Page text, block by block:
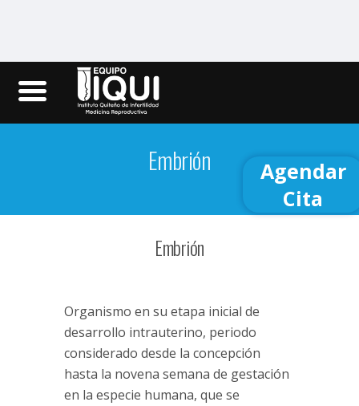
Iqui.ec
Embrión
Embrión
Organismo en su etapa inicial de
desarrollo intrauterino, periodo
considerado desde la concepción
hasta la novena semana de gestación
en la especie humana, que se
Agendar
Cita